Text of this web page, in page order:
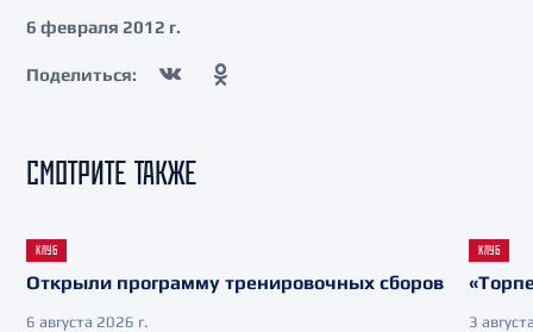
6 февраля 2012 г.
Поделиться:
СМОТРИТЕ ТАКЖЕ
КЛУБ
Открыли программу тренировочных сборов
6 августа 2026 г.
КЛУБ
3